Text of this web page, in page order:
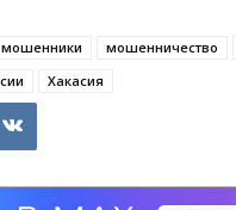
мошенники мошенничество
Хакасия